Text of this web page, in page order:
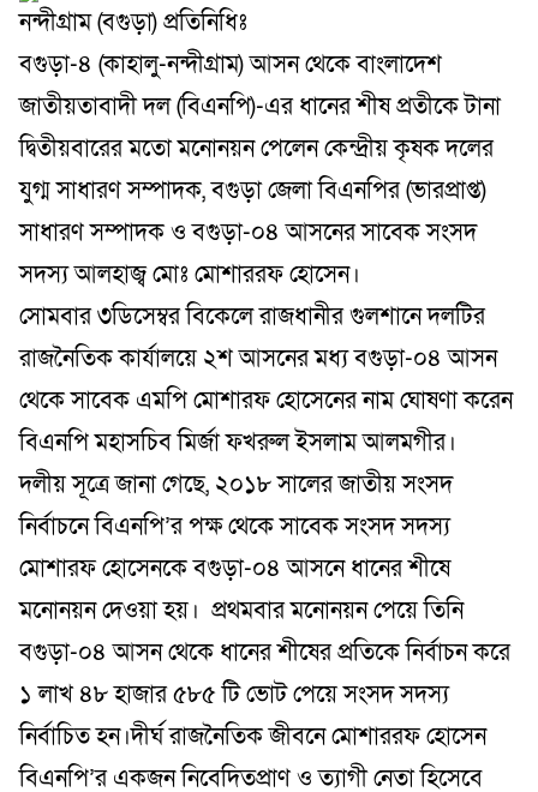
নন্দীগ্রাম (বগুড়া) প্রতিনিধিঃ
বগুড়া-৪ (কাহালু-নন্দীগ্রাম) আসন থেকে বাংলাদেশ
জাতীয়তাবাদী দল (বিএনপি)-এর ধানের শীষ প্রতীকে টানা
দ্বিতীয়বারের মতো মনোনয়ন পেলেন কেন্দ্রীয় কৃষক দলের
যুগ্ম সাধারণ সম্পাদক, বগুড়া জেলা বিএনপির (ভারপ্রাপ্ত)
সাধারণ সম্পাদক ও বগুড়া-০৪ আসনের সাবেক সংসদ
সদস্য আলহাজ্ব মোঃ মোশাররফ হোসেন।
সোমবার ৩ডিসেম্বর বিকেলে রাজধানীর গুলশানে দলটির
রাজনৈতিক কার্যালয়ে ২শ আসনের মধ্য বগুড়া-০৪ আসন
থেকে সাবেক এমপি মোশারফ হোসেনের নাম ঘোষণা করেন
বিএনপি মহাসচিব মির্জা ফখরুল ইসলাম আলমগীর।
দলীয় সূত্রে জানা গেছে, ২০১৮ সালের জাতীয় সংসদ
নির্বাচনে বিএনপি’র পক্ষ থেকে সাবেক সংসদ সদস্য
মোশারফ হোসেনকে বগুড়া-০৪ আসনে ধানের শীষে
মনোনয়ন দেওয়া হয়। প্রথমবার মনোনয়ন পেয়ে তিনি
বগুড়া-০৪ আসন থেকে ধানের শীষের প্রতিকে নির্বাচন করে
১ লাখ ৪৮ হাজার ৫৮৫ টি ভোট পেয়ে সংসদ সদস্য
নির্বাচিত হন।দীর্ঘ রাজনৈতিক জীবনে মোশাররফ হোসেন
বিএনপি’র একজন নিবেদিতপ্রাণ ও ত্যাগী নেতা হিসেবে